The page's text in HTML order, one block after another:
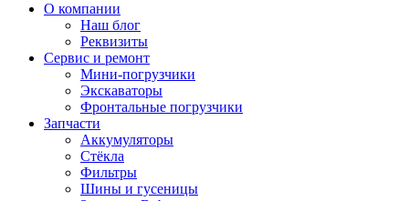
О компании
Наш блог
Реквизиты
Сервис и ремонт
Мини-погрузчики
Экскаваторы
Фронтальные погрузчики
Запчасти
Аккумуляторы
Стёкла
Фильтры
Шины и гусеницы